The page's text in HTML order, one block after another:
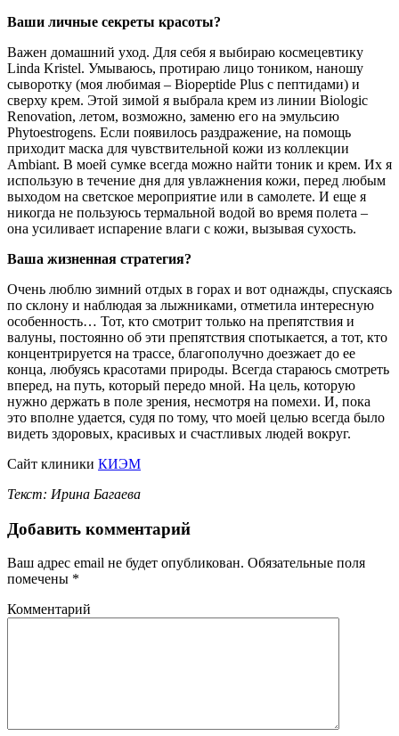
Ваши личные секреты красоты?
Важен домашний уход. Для себя я выбираю космецевтику
Linda Kristel. Умываюсь, протираю лицо тоником, наношу
сыворотку (моя любимая – Biopeptide Plus с пептидами) и
сверху крем. Этой зимой я выбрала крем из линии Biologic
Renovation, летом, возможно, заменю его на эмульсию
Phytoestrogens. Если появилось раздражение, на помощь
приходит маска для чувствительной кожи из коллекции
Ambiant. В моей сумке всегда можно найти тоник и крем. Их я
использую в течение дня для увлажнения кожи, перед любым
выходом на светское мероприятие или в самолете. И еще я
никогда не пользуюсь термальной водой во время полета –
она усиливает испарение влаги с кожи, вызывая сухость.
Ваша жизненная стратегия?
Очень люблю зимний отдых в горах и вот однажды, спускаясь
по склону и наблюдая за лыжниками, отметила интересную
особенность… Тот, кто смотрит только на препятствия и
валуны, постоянно об эти препятствия спотыкается, а тот, кто
концентрируется на трассе, благополучно доезжает до ее
конца, любуясь красотами природы. Всегда стараюсь смотреть
вперед, на путь, который передо мной. На цель, которую
нужно держать в поле зрения, несмотря на помехи. И, пока
это вполне удается, судя по тому, что моей целью всегда было
видеть здоровых, красивых и счастливых людей вокруг.
Сайт клиники КИЭМ
Текст: Ирина Багаева
Добавить комментарий
Ваш адрес email не будет опубликован. Обязательные поля
помечены *
Комментарий